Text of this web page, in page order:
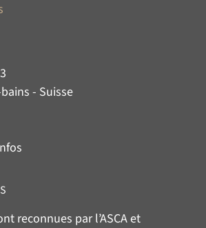
- Suisse
reconnues par l’ASCAet